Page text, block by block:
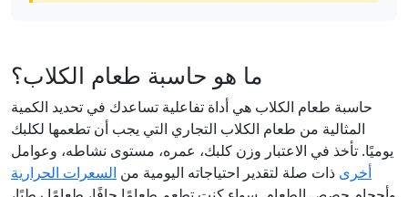
ما هو حاسبة طعام الكلاب؟
حاسبة طعام الكلاب هي أداة تفاعلية تساعدك في تحديد الكمية
المثالية من طعام الكلاب التجاري التي يجب أن تطعمها لكلبك
يوميًا. تأخذ في الاعتبار وزن كلبك، عمره، مستوى نشاطه، وعوامل
أخرى ذات صلة لتقدير احتياجاته اليومية من السعرات الحرارية